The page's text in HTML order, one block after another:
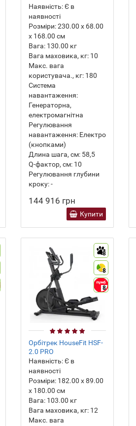
Наявність:Є в
наявності
Розміри:230.00 х 68.00
х 168.00 см
Вага: 130.00 кг
Вага маховика, кг:10
Макс. вага
користувача., кг:180
Система
навантаження:
Генераторна,
електромагнітна
Регулювання
навантаження:Електро
(кнопками)
Длина шага, см:58,5
Q-фактор, см:10
Регулювання глубини
кроку:-
144 916 грн
Купити
8
8
8
Орбітрек HouseFit HSF-
2.0 PRO
Наявність:Є в
наявності
Розміри:182.00 х 89.00
х 180.00 см
Вага: 103.00 кг
Вага маховика, кг:12
Макс. вага